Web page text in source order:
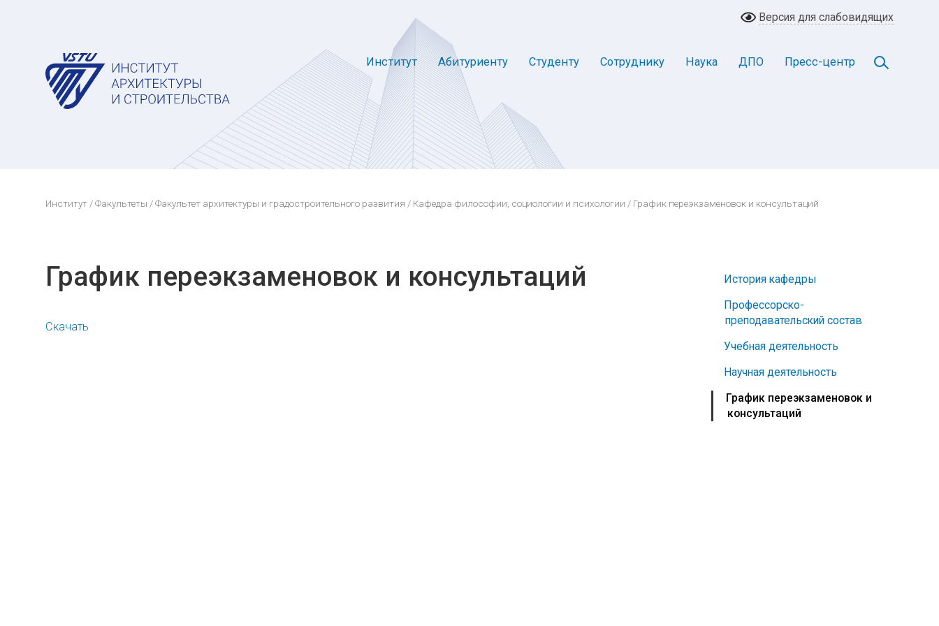
Версия для слабовидящих
Институт Абитуриенту Студенту Сотруднику Наука ДПО Пресс-центр
Институт /Факультеты /Факультет архитектуры и градостроительного развития / Кафедра философии, социологии и психологии / График переэкзаменовок и консультаций
История кафедры
Профессорско-
преподавательский состав
Учебная деятельность
Научная деятельность
График переэкзаменовок и
консультаций
График переэкзаменовок и консультаций
Скачать